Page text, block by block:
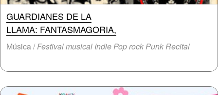
GUARDIANES DE LA
LLAMA: FANTASMAGORIA,
Música /Festival musical Indie Pop rock Punk Recital